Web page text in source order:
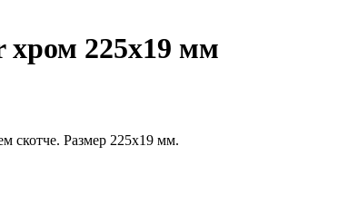
хром 225х19 мм
скотче. Размер 225х19 мм.